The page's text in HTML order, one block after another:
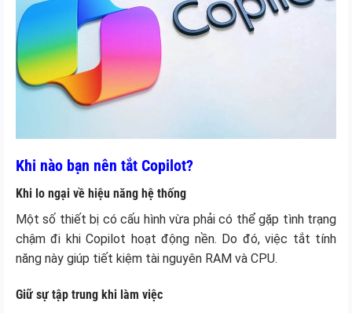
Khi nào bạn nên tắt Copilot?
Khi lo ngại về hiệu năng hệ thống
Một số thiết bị có cấu hình vừa phải có thể gặp tình trạng
chậm đi khi Copilot hoạt động nền. Do đó, việc tắt tính
năng này giúp tiết kiệm tài nguyên RAM và CPU.
Giữ sự tập trung khi làm việc